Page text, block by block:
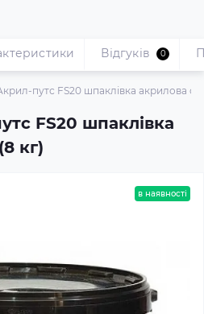
путс FS20 шпаклівка акрилова
FS20 шпаклівка
кг)
Відгуків 0
в наявності